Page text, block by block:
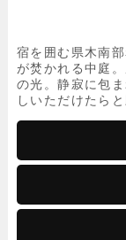
宿を囲む県木南
が焚かれる中庭
の光。静寂に包
しいただけたら